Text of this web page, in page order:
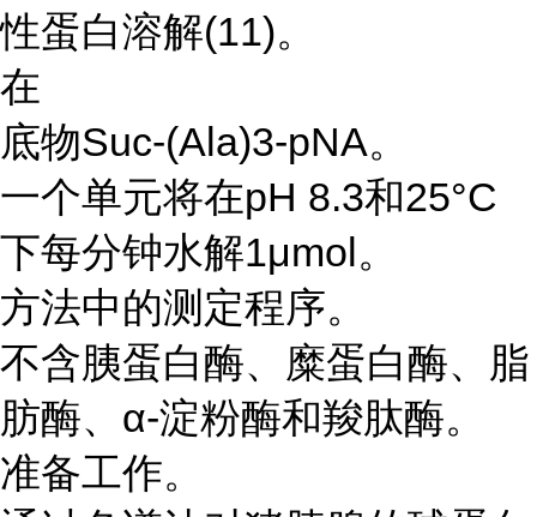
性蛋白溶解(11)。
在
底物Suc-(Ala)3-pNA。
一个单元将在pH 8.3和25°C
下每分钟水解1μmol。
方法中的测定程序。
不含胰蛋白酶、糜蛋白酶、脂
肪酶、α-淀粉酶和羧肽酶。
准备工作。